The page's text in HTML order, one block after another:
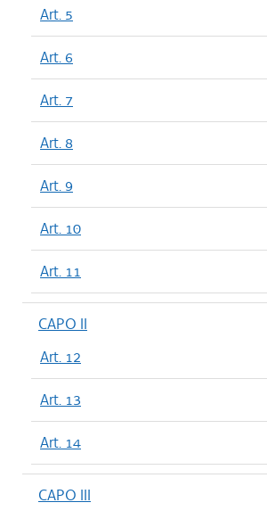
Art. 5
Art. 6
Art. 7
Art. 8
Art. 9
Art. 10
Art. 11
CAPO II
Art. 12
Art. 13
Art. 14
CAPO III